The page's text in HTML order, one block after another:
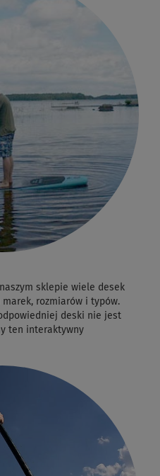
sklepie wiele desek
rozmiarów i typów.
deski nie jest
ten interaktywny